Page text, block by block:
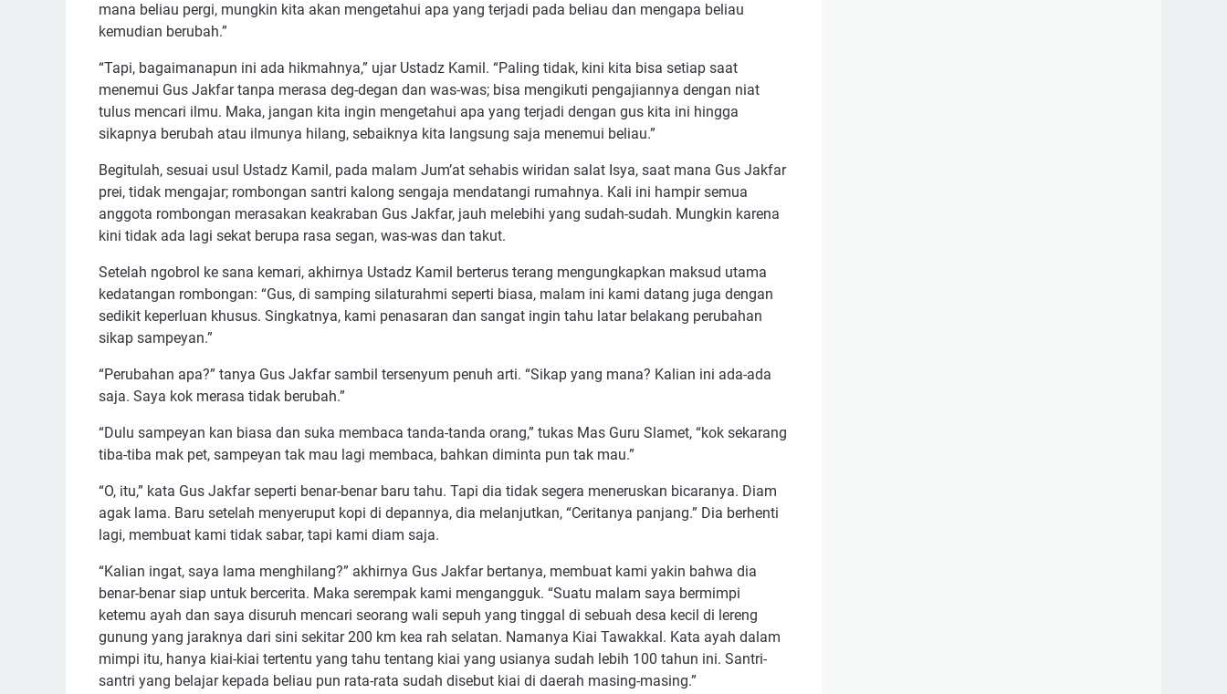
mana beliau pergi, mungkin kita akan mengetahui apa yang terjadi pada beliau dan mengapa beliau
kemudian berubah.”
“Tapi, bagaimanapun ini ada hikmahnya,” ujar Ustadz Kamil. “Paling tidak, kini kita bisa setiap saat
menemui Gus Jakfar tanpa merasa deg-degan dan was-was; bisa mengikuti pengajiannya dengan niat
tulus mencari ilmu. Maka, jangan kita ingin mengetahui apa yang terjadi dengan gus kita ini hingga
sikapnya berubah atau ilmunya hilang, sebaiknya kita langsung saja menemui beliau.”
Begitulah, sesuai usul Ustadz Kamil, pada malam Jum’at sehabis wiridan salat Isya, saat mana Gus Jakfar
prei, tidak mengajar; rombongan santri kalong sengaja mendatangi rumahnya. Kali ini hampir semua
anggota rombongan merasakan keakraban Gus Jakfar, jauh melebihi yang sudah-sudah. Mungkin karena
kini tidak ada lagi sekat berupa rasa segan, was-was dan takut.
Setelah ngobrol ke sana kemari, akhirnya Ustadz Kamil berterus terang mengungkapkan maksud utama
kedatangan rombongan: “Gus, di samping silaturahmi seperti biasa, malam ini kami datang juga dengan
sedikit keperluan khusus. Singkatnya, kami penasaran dan sangat ingin tahu latar belakang perubahan
sikap sampeyan.”
“Perubahan apa?” tanya Gus Jakfar sambil tersenyum penuh arti. “Sikap yang mana? Kalian ini ada-ada
saja. Saya kok merasa tidak berubah.”
“Dulu sampeyan kan biasa dan suka membaca tanda-tanda orang,” tukas Mas Guru Slamet, “kok sekarang
tiba-tiba mak pet, sampeyan tak mau lagi membaca, bahkan diminta pun tak mau.”
“O, itu,” kata Gus Jakfar seperti benar-benar baru tahu. Tapi dia tidak segera meneruskan bicaranya. Diam
agak lama. Baru setelah menyeruput kopi di depannya, dia melanjutkan, “Ceritanya panjang.” Dia berhenti
lagi, membuat kami tidak sabar, tapi kami diam saja.
“Kalian ingat, saya lama menghilang?” akhirnya Gus Jakfar bertanya, membuat kami yakin bahwa dia
benar-benar siap untuk bercerita. Maka serempak kami mengangguk. “Suatu malam saya bermimpi
ketemu ayah dan saya disuruh mencari seorang wali sepuh yang tinggal di sebuah desa kecil di lereng
gunung yang jaraknya dari sini sekitar 200 km kea rah selatan. Namanya Kiai Tawakkal. Kata ayah dalam
mimpi itu, hanya kiai-kiai tertentu yang tahu tentang kiai yang usianya sudah lebih 100 tahun ini. Santri-
santri yang belajar kepada beliau pun rata-rata sudah disebut kiai di daerah masing-masing.”